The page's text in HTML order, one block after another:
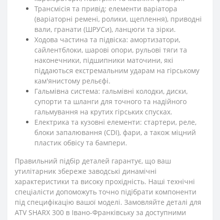
Трансмісія та привід: елементи варіатора
(варіаторні ремені, ролики, щеплення), приводні
вали, гранати (ШРУСи), ланцюги та зірки.
Ходова частина та підвіска: амортизатори,
сайлентблоки, шарові опори, рульові тяги та
наконечники, підшипники маточини, які
піддаються екстремальним ударам на гірському
кам'янистому рельєфі.
Гальмівна система: гальмівні колодки, диски,
супорти та шланги для точного та надійного
гальмування на крутих гірських спусках.
Електрика та кузовні елементи: стартери, реле,
блоки запалювання (CDI), фари, а також міцний
пластик обвісу та бампери.
Правильний підбір деталей гарантує, що ваш
утилітарник збереже заводські динамічні
характеристики та високу прохідність. Наші технічні
спеціалісти допоможуть точно підібрати компоненти
під специфікацію вашої моделі. Замовляйте деталі для
ATV SHARX 300 в Івано-Франківську за доступними